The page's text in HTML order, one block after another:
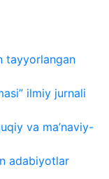
tayyorlangan
ilmiy jurnali
va ma’naviy-
adabiyotlar